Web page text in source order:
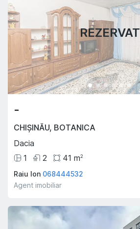
REZERVAT
-
CHIȘINĂU, BOTANICA
Dacia
1
2 41 m2
Raiu Ion 068444532
Agent imobiliar